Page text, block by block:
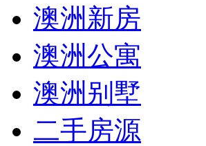
澳洲新房
澳洲公寓
澳洲别墅
二手房源